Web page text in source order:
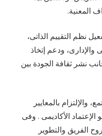
المعنية.
نظم التقييم الذاتى،
والإدارى، ودعم إتخاذ
نشر ثقافة الجودة بين
بالمعايير
الإعتماد الأكاديمى . وفى
الفريق والتطوير